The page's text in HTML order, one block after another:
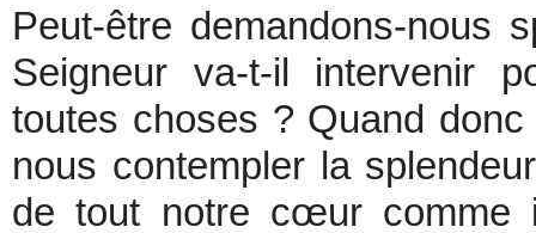
Peut-être demandons-nous
Seigneur va-t-il intervenir
toutes choses ? Quand
nous contempler la
de tout notre cœur comme